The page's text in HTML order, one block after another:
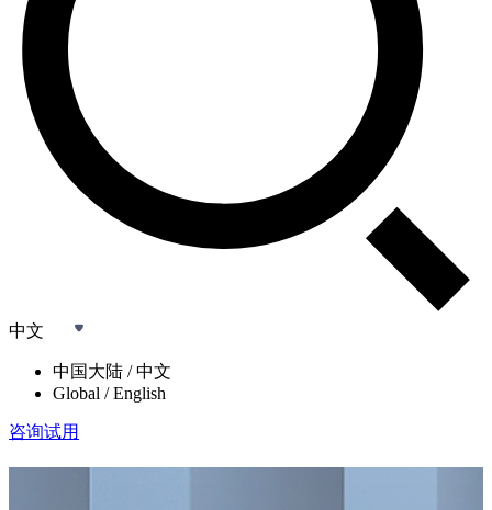
中文
中国大陆 / 中文
Global / English
咨询试用